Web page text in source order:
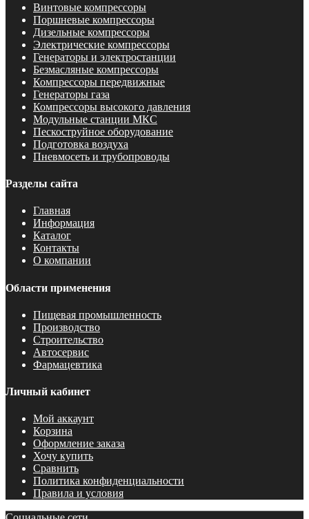
Винтовые компрессоры
Поршневые компрессоры
Дизельные компрессоры
Электрические компрессоры
Генераторы и электростанции
Безмасляные компрессоры
Компрессоры передвижные
Генераторы газа
Компрессоры высокого давления
Модульные станции МКС
Пескоструйное оборудование
Подготовка воздуха
Пневмосеть и трубопроводы
Разделы сайта
Главная
Информация
Каталог
Контакты
О компании
Области применения
Пищевая промышленность
Производство
Строительство
Автосервис
Фармацевтика
Личный кабинет
Мой аккаунт
Корзина
Оформление заказа
Хочу купить
Сравнить
Политика конфиденциальности
Правила и условия